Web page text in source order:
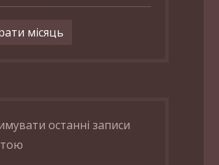
останні записи